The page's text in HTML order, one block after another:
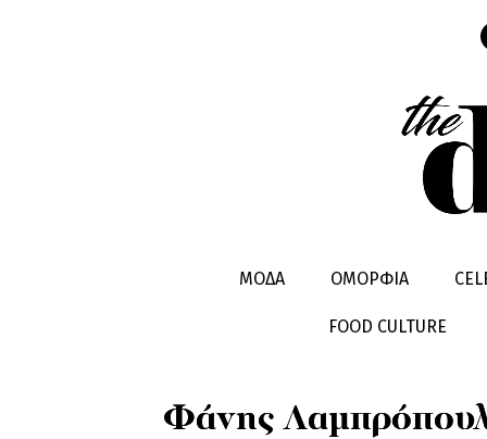
ΜΟΔΑ ΟΜΟΡΦΙΑ
FOOD CULTURE
ΕΙΔΗΣΕΙΣ
Φάνης